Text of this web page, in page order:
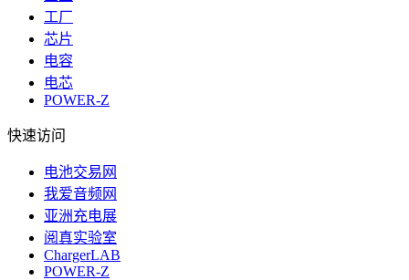
工厂
芯片
电容
电芯
POWER-Z
快速访问
电池交易网
我爱音频网
亚洲充电展
阅真实验室
ChargerLAB
POWER-Z